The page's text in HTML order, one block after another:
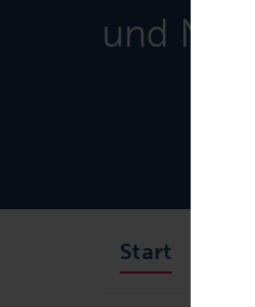
und Natur
Start